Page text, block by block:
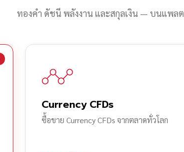
ทองคำ ดัชนี พลังงาน และสกุลเงิน — บนแพล
Currency CFDs
ซื้อขาย Currency CFDs จากตลาดทั่วโลก